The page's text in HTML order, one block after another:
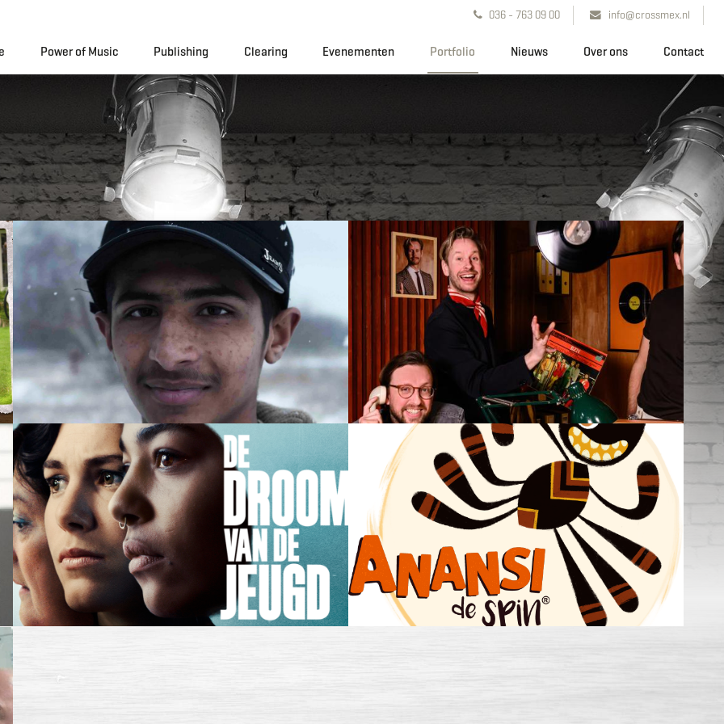
036 - 763 09 00 info@crossmex.nl
Power of Music Publishing Clearing Evenementen Portfolio Nieuws Over ons Contact
Beluister fragment Beluister fragment
Beluister fragment Beluister fragment